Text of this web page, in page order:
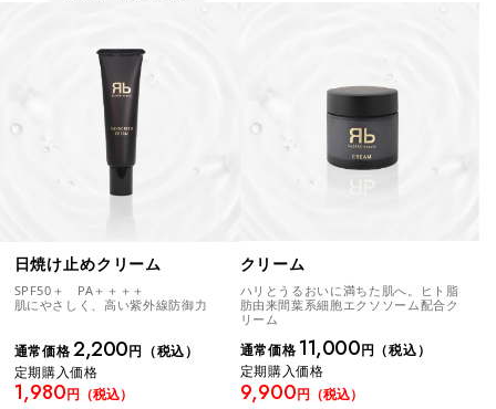
日焼け止めクリーム
SPF50＋ PA＋＋＋＋
肌にやさしく、高い紫外線防御力
通常価格2,200円（税込）
定期購入価格
1,980円（税込）
クリーム
ハリとうるおいに満ちた肌へ。ヒト脂
肪由来間葉系細胞エクソソーム配合ク
リーム
通常価格 11,000円（税込）
定期購入価格
9,900円（税込）